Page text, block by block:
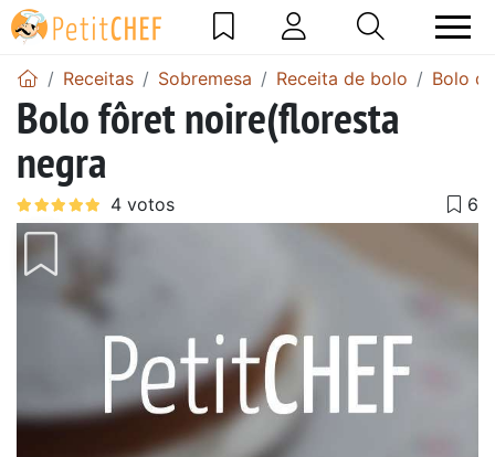
Receitas Sobremesa Receita de bolo Bolo
Bolo fôret noire(floresta
negra